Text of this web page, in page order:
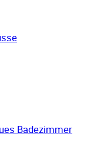
Badezimmer